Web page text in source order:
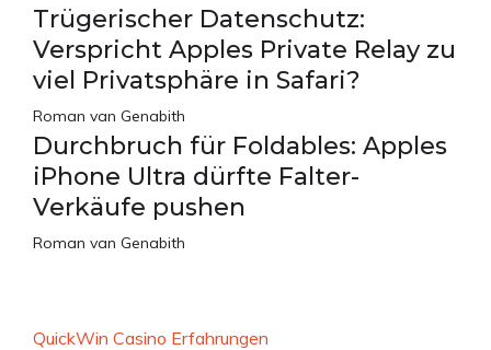
Trügerischer Datenschutz:
Verspricht Apples Private Relay zu
viel Privatsphäre in Safari?
Roman van Genabith
Durchbruch für Foldables: Apples
iPhone Ultra dürfte Falter-
Verkäufe pushen
Roman van Genabith
QuickWin Casino Erfahrungen